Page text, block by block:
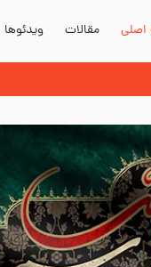
مقالات ویدئوها
سلم